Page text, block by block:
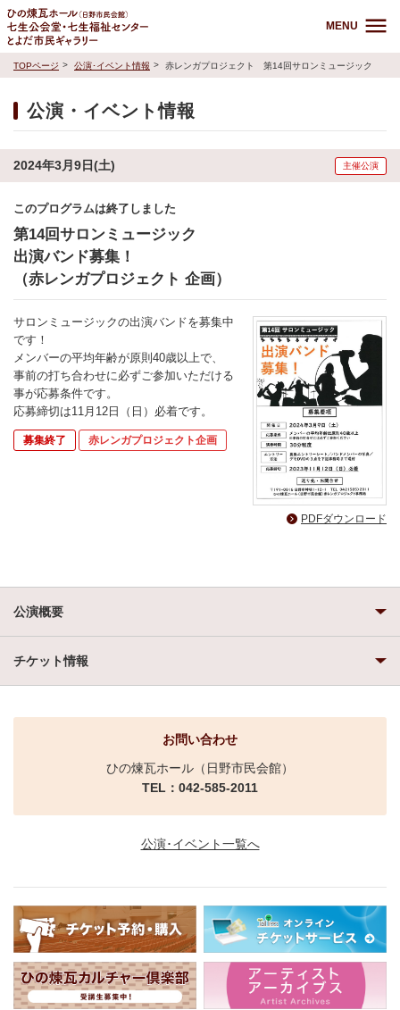
MENU
TOPページ 公演･イベント情報 赤レンガプロジェクト 第14回サロンミュージック
公演・イベント情報
2024年3月9日(土) 主催公演
このプログラムは終了しました
第14回サロンミュージック
出演バンド募集！
（赤レンガプロジェクト 企画）
サロンミュージックの出演バンドを募集中
です！
メンバーの平均年齢が原則40歳以上で、
事前の打ち合わせに必ずご参加いただける
事が応募条件です。
応募締切は11月12日（日）必着です。
募集終了 赤レンガプロジェクト企画
PDFダウンロード
公演概要
チケット情報
お問い合わせ
ひの煉瓦ホール（日野市民会館）
TEL：042-585-2011
公演･イベント一覧へ